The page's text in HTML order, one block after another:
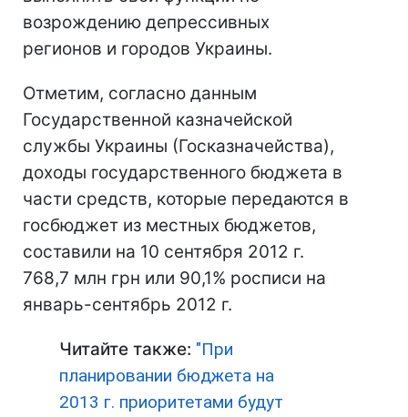
возрождению депрессивных
регионов и городов Украины.
Отметим, согласно данным
Государственной казначейской
службы Украины (Госказначейства),
доходы государственного бюджета в
части средств, которые передаются в
госбюджет из местных бюджетов,
составили на 10 сентября 2012 г.
768,7 млн грн или 90,1% росписи на
январь-сентябрь 2012 г.
Читайте также: "При
планировании бюджета на
2013 г. приоритетами будут